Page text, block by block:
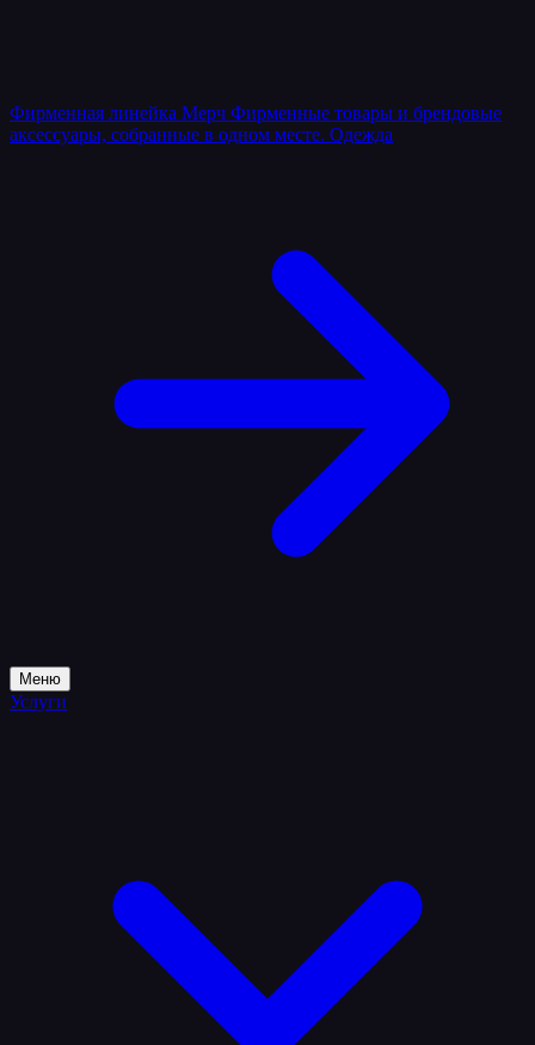
Фирменная линейка Мерч Фирменные товары и брендовые
аксессуары, собранные в одном месте. Одежда
Меню
Услуги